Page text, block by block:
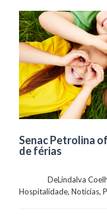
Senac Petrolina
de férias
DeLindalva
Hospitalidade, Notícias,